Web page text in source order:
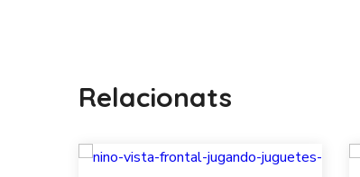
Relacionats